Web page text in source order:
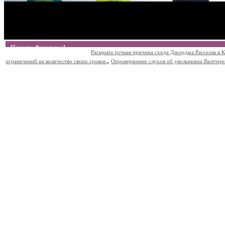
Новости Формулы 1
Раскрыта точная причина схода Джорджа Расселла в
ограничений на количество своих сроков. , Опровержение слухов об увольнении